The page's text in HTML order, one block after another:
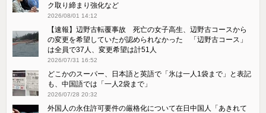
ク取り締まり強化など
2026/08/01 14:12
【速報】辺野古転覆事故 死亡の女子高生、辺野古コースから
の変更を希望していたが認められなかった 「辺野古コース」
は全員で37人、変更希望は計51人
2026/07/31 16:52
どこかのスーパー、日本語と英語で「氷は一人1袋まで」と表記
も、中国語では「一人2袋まで」
2026/07/28 20:32
外国人の永住許可要件の厳格化について在日中国人「あきれて